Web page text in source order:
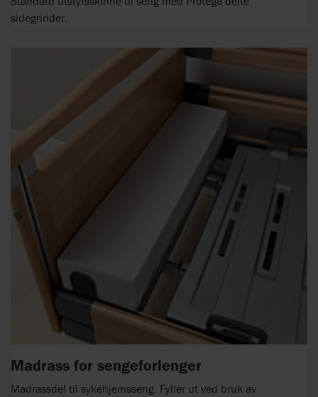
sidegrinder.
Madrass for sengeforlenger
Madrassdel til sykehjemsseng. Fyller ut ved bruk av